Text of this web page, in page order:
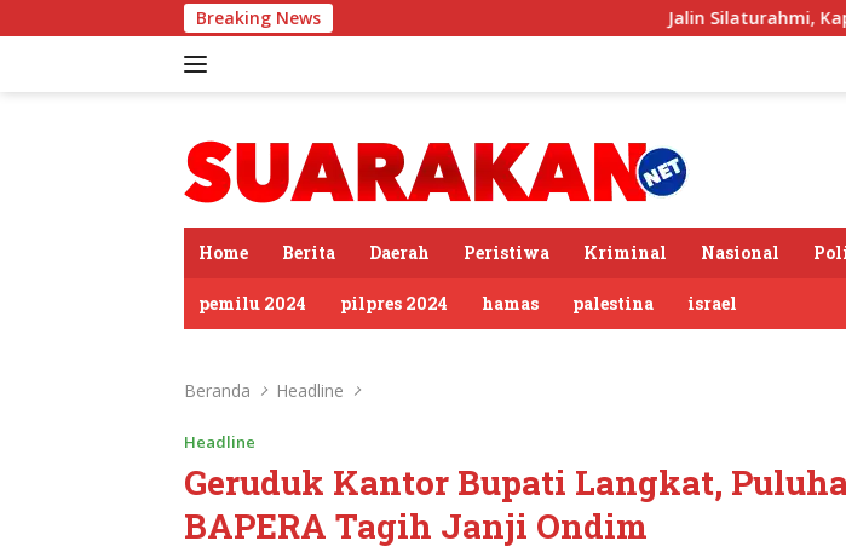
ke
Breaking News Jalin Silaturahmi, Kapolres Langkat
Home Berita Daerah Peristiwa Kriminal Nasional
pemilu 2024 pilpres 2024 hamas palestina israel
Beranda Headline
Headline
Geruduk Kantor Bupati Langkat,
BAPERA Tagih Janji Ondim